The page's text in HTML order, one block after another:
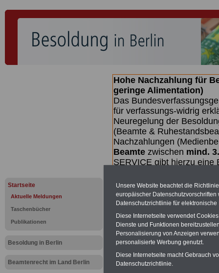
Startseite
Aktuelle Meldungen
Taschenbücher
Publikationen
Besoldung in Berlin
Beamtenrecht im Land Berlin
Hohe Nachzahlung für
geringe Alimentation)
Das
für verfassungs-widrig
Neuregelung der
(Beamte &
Nachzahlungen
Beamte zwischen mind.
SERVICE gibt hierzu eine
wird (wahrscheinlich im
Broschüre.
Meldung
GdP:
Unsere Website beachtet die
europäischer
Datenschutzrichtlinie für
Diese Internetseite verwendet
Dienste und Funktionen
Personalisierung von Anzeigen
personalisierte Werbung genutzt.
Diese Internetseite macht Gebrauch
Datenschutzrichtlinie.